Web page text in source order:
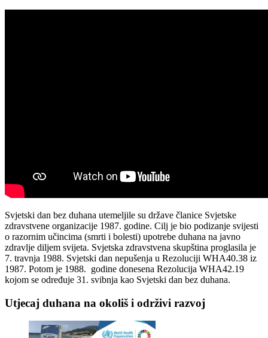
Svjetski dan bez duhana utemeljile su države članice Svjetske
zdravstvene organizacije 1987. godine. Cilj je bio podizanje svijesti
o razornim učincima (smrti i bolesti) upotrebe duhana na javno
zdravlje diljem svijeta. Svjetska zdravstvena skupština proglasila je
7. travnja 1988. Svjetski dan nepušenja u Rezoluciji WHA40.38 iz
1987. Potom je 1988. godine donesena Rezolucija WHA42.19
kojom se određuje 31. svibnja kao Svjetski dan bez duhana.
Utjecaj duhana na okoliš i održivi razvoj